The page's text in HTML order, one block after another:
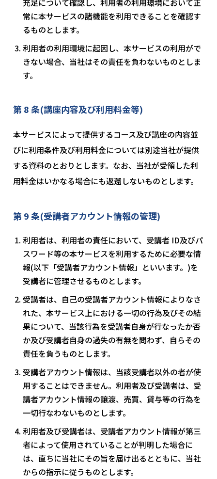
充足について確認し、利用者の利用環境において正
常に本サービスの諸機能を利用できることを確認す
るものとします。
利用者の利用環境に起因し、本サービスの利用がで
きない場合、当社はその責任を負わないものとしま
す。
第 8 条(講座内容及び利用料金等)
本サービスによって提供するコース及び講座の内容並
びに利用条件及び利用料金については別途当社が提供
する資料のとおりとします。なお、当社が受領した利
用料金はいかなる場合にも返還しないものとします。
第 9 条(受講者アカウント情報の管理)
利用者は、利用者の責任において、受講者 ID及びパ
スワード等の本サービスを利用するために必要な情
報(以下「受講者アカウント情報」といいます。)を
受講者に管理させるものとします。
受講者は、自己の受講者アカウント情報によりなさ
れた、本サービス上における一切の行為及びその結
果について、当該行為を受講者自身が行なったか否
か及び受講者自身の過失の有無を問わず、自らその
責任を負うものとします。
受講者アカウント情報は、当該受講者以外の者が使
用することはできません。利用者及び受講者は、受
講者アカウント情報の譲渡、売買、貸与等の行為を
一切行なわないものとします。
利用者及び受講者は、受講者アカウント情報が第三
者によって使用されていることが判明した場合に
は、直ちに当社にその旨を届け出るとともに、当社
からの指示に従うものとします。